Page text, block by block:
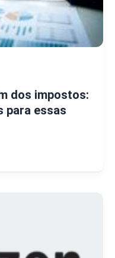
dos impostos:
para essas